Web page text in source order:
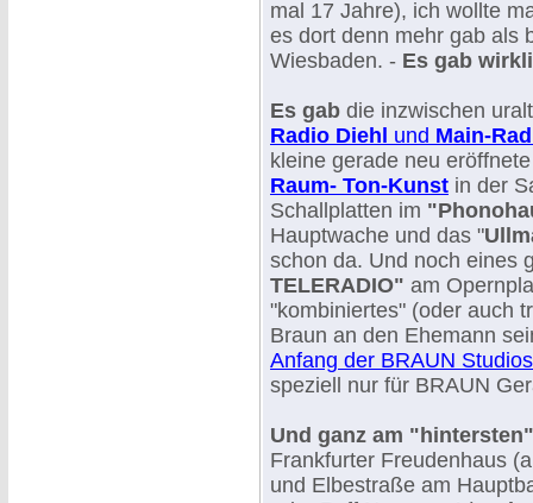
mal 17 Jahre), ich wollte
es dort denn mehr gab als
Wiesbaden. - Es gab
Es gab die inzwischen
Radio Diehl und Main-
kleine gerade neu
Raum- Ton-Kunst in der
Schallplatten im
Hauptwache und das "
schon da. Und noch eines
TELERADIO" am
"kombiniertes" (oder auch
Braun an den Ehemann
Anfang der BRAUN Studios
speziell nur für BRAUN
Und ganz am
Frankfurter Freudenhaus
und Elbestraße am